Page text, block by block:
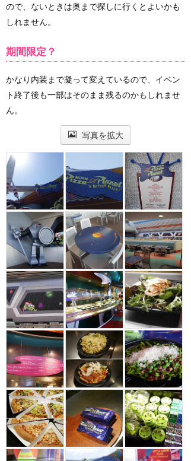
ので、ないときは奥まで探しに行くとよいかも
しれません。
期間限定？
かなり内装まで凝って変えているので、イベン
ト終了後も一部はそのまま残るのかもしれませ
ん。
写真を拡大